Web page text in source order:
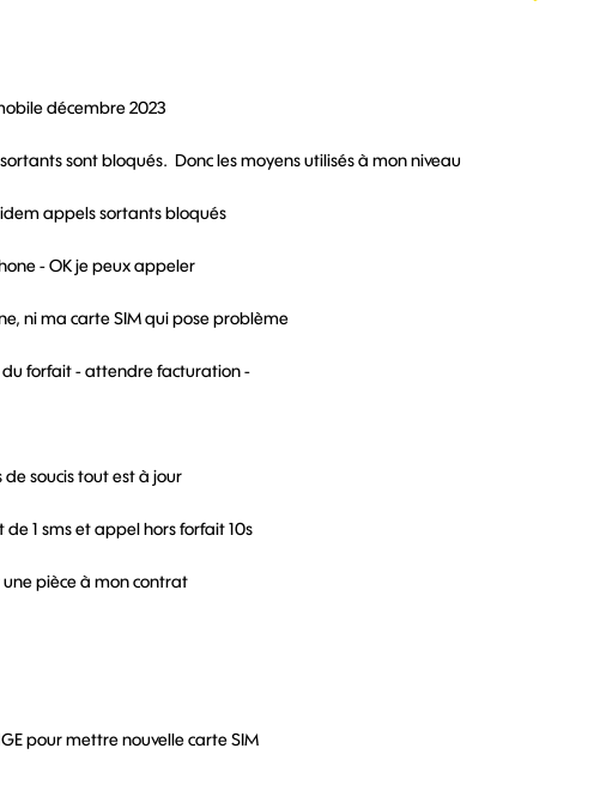
décembre 2023
sont bloqués. Donc les moyens utilisés à mon niveau
appels sortants bloqués
- OK je peux appeler
ni ma carte SIM qui pose problème
forfait - attendre facturation -
soucis tout est à jour
1 sms et appel hors forfait 10s
pièce à mon contrat
pour mettre nouvelle carte SIM